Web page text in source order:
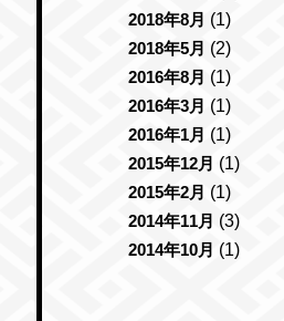
2018年8月 (1)
2018年5月 (2)
2016年8月 (1)
2016年3月 (1)
2016年1月 (1)
2015年12月 (1)
2015年2月 (1)
2014年11月 (3)
2014年10月 (1)